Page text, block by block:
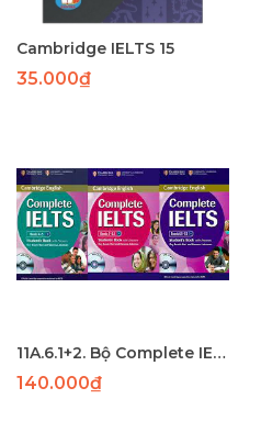
Cambridge IELTS 15
35.000₫
11A.6.1+2. Bộ Complete IELTS 6.5-7.5 (SB+WB) (190+72) - LASER
140.000₫